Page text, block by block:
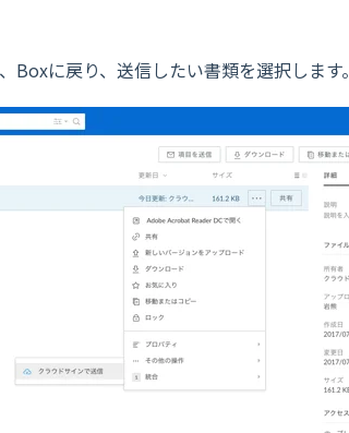
に戻り、送信したい書類を選択します。